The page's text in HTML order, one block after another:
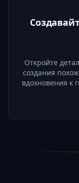
Откройте
создания
вдохновения к